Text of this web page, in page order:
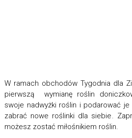
W ramach obchodów Tygodnia dla
pierwszą wymianę roślin
swoje nadwyżki roślin i podarować
zabrać nowe roślinki dla siebie.
możesz zostać miłośnikiem roślin.